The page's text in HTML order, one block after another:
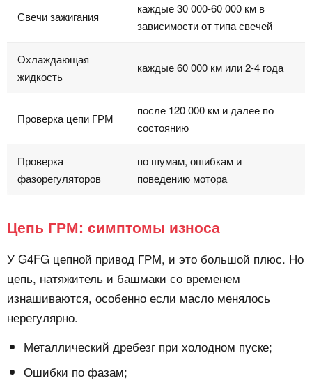
Свечи зажигания
каждые 30 000-60 000 км в
зависимости от типа свечей
Охлаждающая
жидкость
каждые 60 000 км или 2-4 года
Проверка цепи ГРМ
после 120 000 км и далее по
состоянию
Проверка
фазорегуляторов
по шумам, ошибкам и
поведению мотора
Цепь ГРМ: симптомы износа
У G4FG цепной привод ГРМ, и это большой плюс. Но
цепь, натяжитель и башмаки со временем
изнашиваются, особенно если масло менялось
нерегулярно.
Металлический дребезг при холодном пуске;
Ошибки по фазам;